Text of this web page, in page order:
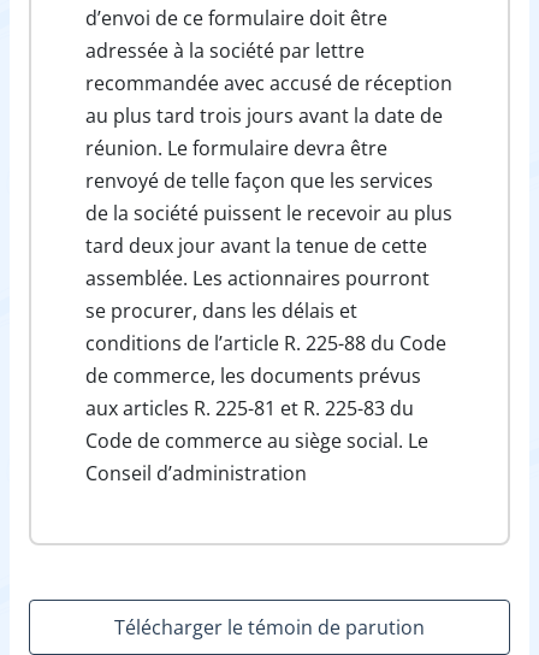
d’envoi de ce formulaire doit être
adressée à la société par lettre
recommandée avec accusé de réception
au plus tard trois jours avant la date de
réunion. Le formulaire devra être
renvoyé de telle façon que les services
de la société puissent le recevoir au plus
tard deux jour avant la tenue de cette
assemblée. Les actionnaires pourront
se procurer, dans les délais et
conditions de l’article R. 225-88 du Code
de commerce, les documents prévus
aux articles R. 225-81 et R. 225-83 du
Code de commerce au siège social. Le
Conseil d’administration
Télécharger le témoin de parution